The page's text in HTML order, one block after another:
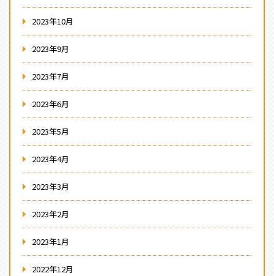
2023年10月
2023年9月
2023年7月
2023年6月
2023年5月
2023年4月
2023年3月
2023年2月
2023年1月
2022年12月